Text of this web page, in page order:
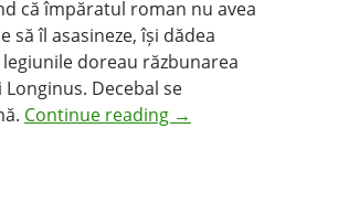
că împăratul roman nu avea
să îl asasineze, își dădea
doreau răzbunarea
Decebal se
Continue reading →